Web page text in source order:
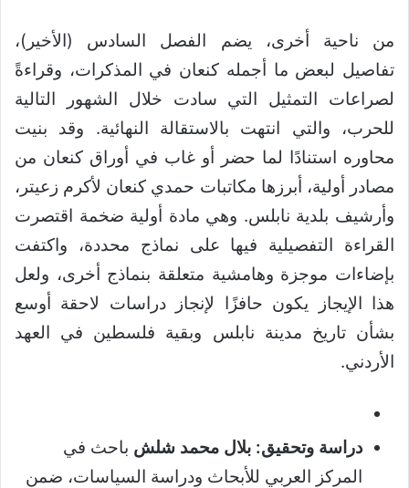
من ناحية أخرى، يضم الفصل السادس (الأخير)،
تفاصيل لبعض ما أجمله كنعان في المذكرات، وقراءةً
لصراعات التمثيل التي سادت خلال الشهور التالية
للحرب، والتي انتهت بالاستقالة النهائية. وقد بنيت
محاوره استنادًا لما حضر أو غاب في أوراق كنعان من
مصادر أولية، أبرزها مكاتبات حمدي كنعان لأكرم زعيتر،
وأرشيف بلدية نابلس. وهي مادة أولية ضخمة اقتصرت
القراءة التفصيلية فيها على نماذج محددة، واكتفت
بإضاءات موجزة وهامشية متعلقة بنماذج أخرى، ولعل
هذا الإيجاز يكون حافزًا لإنجاز دراسات لاحقة أوسع
بشأن تاريخ مدينة نابلس وبقية فلسطين في العهد
الأردني.
دراسة وتحقيق: بلال محمد شلش ​باحث في
المركز العربي للأبحاث ودراسة السياسات، ضمن